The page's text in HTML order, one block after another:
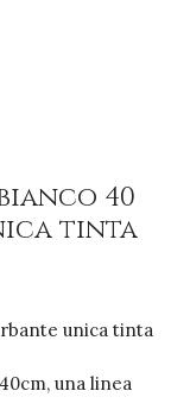
40
tinta
unica tinta
una linea